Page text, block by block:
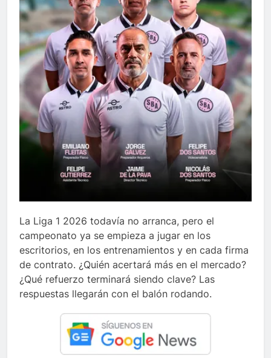
La Liga 1 2026 todavía no arranca, pero el
campeonato ya se empieza a jugar en los
escritorios, en los entrenamientos y en cada firma
de contrato. ¿Quién acertará más en el mercado?
¿Qué refuerzo terminará siendo clave? Las
respuestas llegarán con el balón rodando.